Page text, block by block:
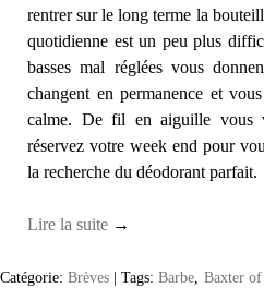
rentrer sur le long terme la
quotidienne est un peu plus
basses mal réglées vous
changent en permanence et
calme. De fil en aiguille vous
réservez votre week end pour
la recherche du déodorant parfait.
Lire la suite →
Catégorie:Brèves |Tags:Barbe Baxter